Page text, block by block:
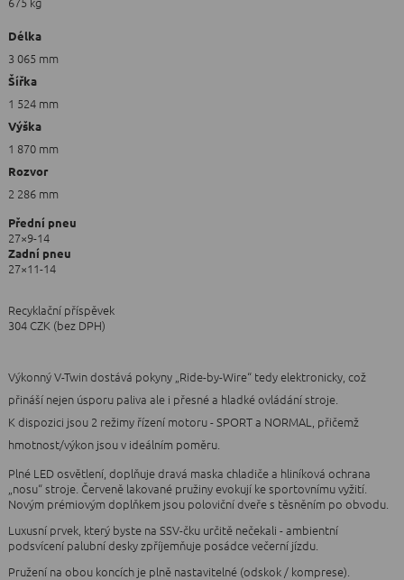
Délka
3 065 mm
Šířka
1 524 mm
Výška
1 870 mm
Rozvor
2 286 mm
Přední pneu
27×9-14
Zadní pneu
27×11-14
Recyklační příspěvek
304 CZK (bez DPH)
Výkonný V-Twin dostává pokyny „Ride-by-Wire“ tedy elektronicky, což
přináší nejen úsporu paliva ale i přesné a hladké ovládání stroje.
K dispozici jsou 2 režimy řízení motoru - SPORT a NORMAL, přičemž
hmotnost/výkon jsou v ideálním poměru.
Plné LED osvětlení, doplňuje dravá maska chladiče a hliníková ochrana
„nosu“ stroje. Červeně lakované pružiny evokují ke sportovnímu vyžití.
Novým prémiovým doplňkem jsou poloviční dveře s těsněním po obvodu.
Luxusní prvek, který byste na SSV-čku určitě nečekali - ambientní
podsvícení palubní desky zpříjemňuje posádce večerní jízdu.
Pružení na obou koncích je plně nastavitelné (odskok / komprese).